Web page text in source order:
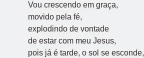
Vou crescendo em graça,
movido pela fé,
explodindo de vontade
de estar com meu Jesus,
pois já é tarde, o sol se esconde,